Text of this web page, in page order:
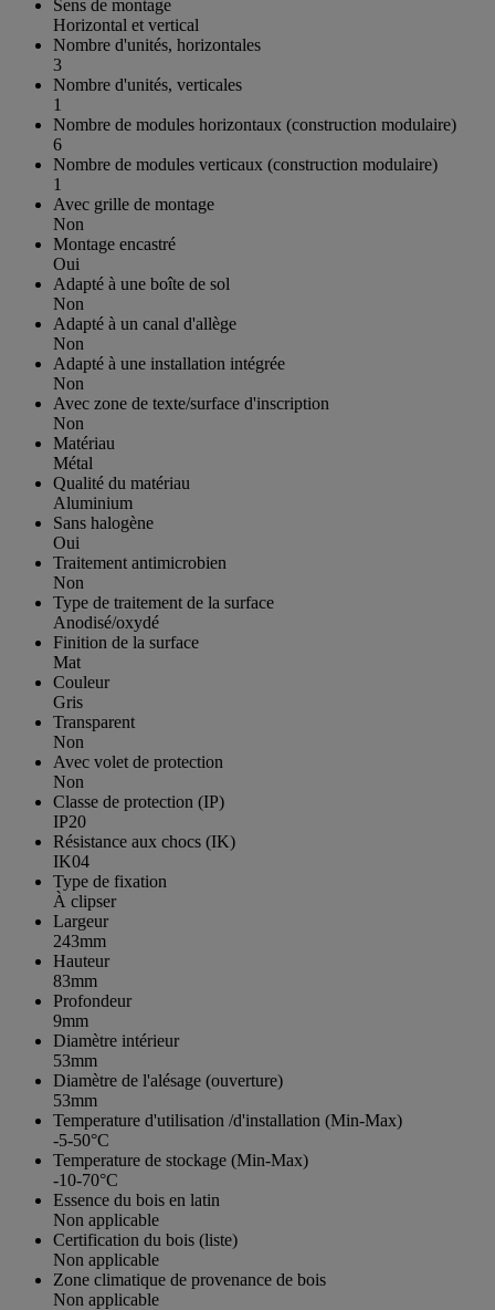
Sens de montage
Horizontal et vertical
Nombre d'unités, horizontales
3
Nombre d'unités, verticales
1
Nombre de modules horizontaux (construction modulaire)
6
Nombre de modules verticaux (construction modulaire)
1
Avec grille de montage
Non
Montage encastré
Oui
Adapté à une boîte de sol
Non
Adapté à un canal d'allège
Non
Adapté à une installation intégrée
Non
Avec zone de texte/surface d'inscription
Non
Matériau
Métal
Qualité du matériau
Aluminium
Sans halogène
Oui
Traitement antimicrobien
Non
Type de traitement de la surface
Anodisé/oxydé
Finition de la surface
Mat
Couleur
Gris
Transparent
Non
Avec volet de protection
Non
Classe de protection (IP)
IP20
Résistance aux chocs (IK)
IK04
Type de fixation
À clipser
Largeur
243mm
Hauteur
83mm
Profondeur
9mm
Diamètre intérieur
53mm
Diamètre de l'alésage (ouverture)
53mm
Temperature d'utilisation /d'installation (Min-Max)
-5-50°C
Temperature de stockage (Min-Max)
-10-70°C
Essence du bois en latin
Non applicable
Certification du bois (liste)
Non applicable
Zone climatique de provenance de bois
Non applicable